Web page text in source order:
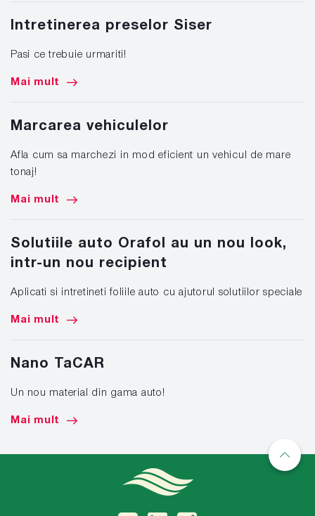
Intretinerea preselor Siser
Pasi ce trebuie urmariti!
Mai mult
Marcarea vehiculelor
Afla cum sa marchezi in mod eficient un vehicul de mare
tonaj!
Mai mult
Solutiile auto Orafol au un nou look,
intr-un nou recipient
Aplicati si intretineti foliile auto cu ajutorul solutiilor speciale
Mai mult
Nano TaCAR
Un nou material din gama auto!
Mai mult